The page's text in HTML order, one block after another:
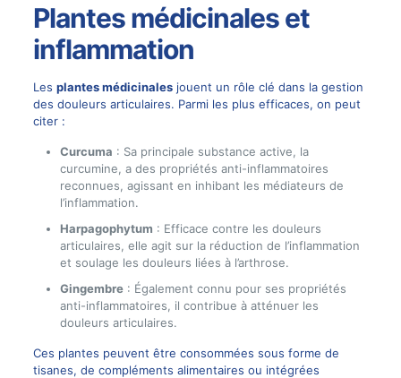
Plantes médicinales et
inflammation
Les plantes médicinalesjouent un rôle clé dans la gestion
des douleurs articulaires. Parmi les plus efficaces, on peut
citer :
Curcuma : Sa principale substance active, la
curcumine, a des propriétés anti-inflammatoires
reconnues, agissant en inhibant les médiateurs de
l’inflammation.
Harpagophytum : Efficace contre les douleurs
articulaires, elle agit sur la réduction de l’inflammation
et soulage les douleurs liées à l’arthrose.
Gingembre: Également connu pour ses propriétés
anti-inflammatoires, il contribue à atténuer les
douleurs articulaires.
Ces plantes peuvent être consommées sous forme de
tisanes, de compléments alimentaires ou intégrées